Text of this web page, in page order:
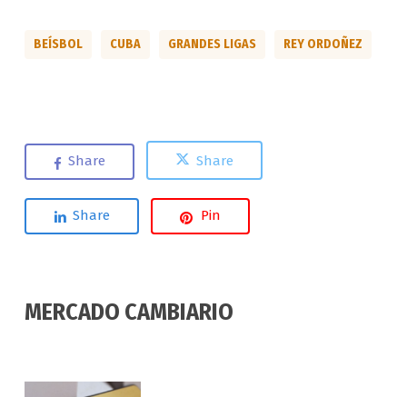
BEÍSBOL CUBA GRANDES LIGAS REY ORDOÑEZ
Share Share
Share Pin
MERCADO CAMBIARIO